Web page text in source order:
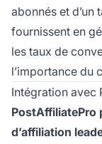
abonnés et d’un
fournissent en
les taux de
l’importance du
Intégration avec
PostAffiliatePro
d’affiliation